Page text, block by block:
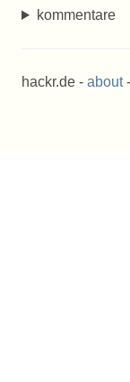
kommentare
hackr.de - about-